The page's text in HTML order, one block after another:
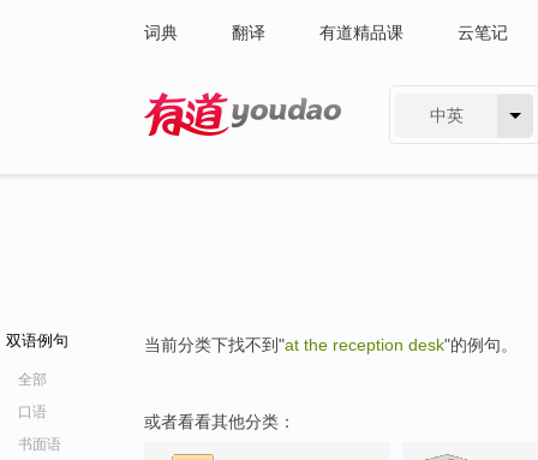
词典 翻译 有道精品课 云笔记
中英
双语例句
全部
口语
书面语
当前分类下找不到"at the reception desk"的例句。
或者看看其他分类：